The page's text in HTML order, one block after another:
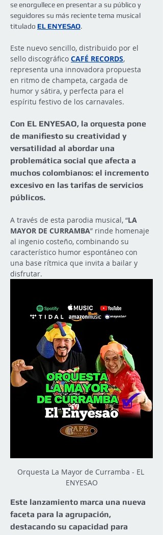
se enorgullece en presentar a su público y
seguidores su más reciente tema musical
titulado EL ENYESAO.
Este nuevo sencillo, distribuido por el
sello discográfico CAFÉ RECORDS,
representa una innovadora propuesta
en ritmo de champeta, cargada de
humor y sátira, y perfecta para el
espíritu festivo de los carnavales.
Con EL ENYESAO, la orquesta pone
de manifiesto su creatividad y
versatilidad al abordar una
problemática social que afecta a
muchos colombianos: el incremento
excesivo en las tarifas de servicios
públicos.
A través de esta parodia musical, “LA
MAYOR DE CURRAMBA” rinde homenaje
al ingenio costeño, combinando su
característico humor espontáneo con
una base rítmica que invita a bailar y
disfrutar.
Orquesta La Mayor de Curramba - EL
ENYESAO
Este lanzamiento marca una nueva
faceta para la agrupación,
destacando su capacidad para